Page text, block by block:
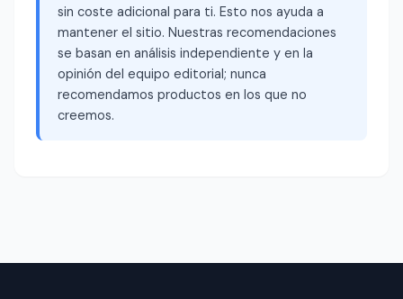
sin coste adicional para ti. Esto nos ayuda a
mantener el sitio. Nuestras recomendaciones
se basan en análisis independiente y en la
opinión del equipo editorial; nunca
recomendamos productos en los que no
creemos.